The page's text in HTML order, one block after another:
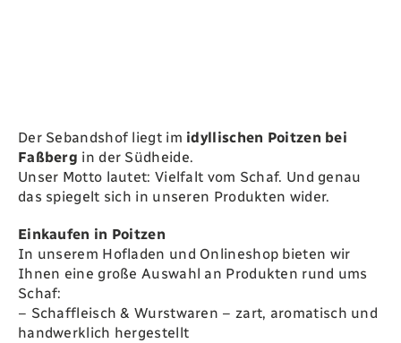
Faßbergin der Südheide.
Unser Motto lautet: Vielfalt vom Schaf. Und genau
das spiegelt sich in unseren Produkten wider.
In unserem Hofladen und Onlineshop bieten wir
Ihnen eine große Auswahl an Produkten rund ums
Schaf:
–Schaffleisch & Wurstwaren
handwerklich hergestellt
–Schafwollprodukte– von Wollkleidung, über